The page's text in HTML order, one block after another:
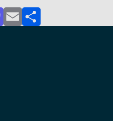
EmailPartager